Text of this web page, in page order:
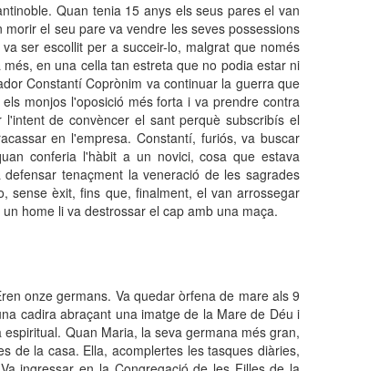
Quan tenia 15 anys els seus pares el van
el seu pare va vendre les seves possessions
ser escollit per a succeir-lo, malgrat que només
en una cella tan estreta que no podia estar ni
Constantí Coprònim va continuar la guerra que
monjos l'oposició més forta i va prendre contra
de convèncer el sant perquè subscribís el
en l'empresa. Constantí, furiós, va buscar
conferia l'hàbit a un novici, cosa que estava
tenaçment la veneració de les sagrades
sense èxit, fins que, finalment, el van arrossegar
home li va destrossar el cap amb una maça.
onze germans. Va quedar òrfena de mare als 9
cadira abraçant una imatge de la Mare de Déu i
Quan Maria, la seva germana més gran,
de la casa. Ella, acomplertes les tasques diàries,